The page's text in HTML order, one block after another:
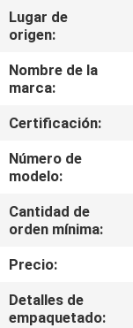
SOBRE
NOSOTROS
VIAJE
DE
LA
DE
CALIDAD
Lugar de
origen:
Nombre de la
marca:
Certificación:
Número de
modelo:
Cantidad de
orden mínima:
Precio:
Detalles de
empaquetado: